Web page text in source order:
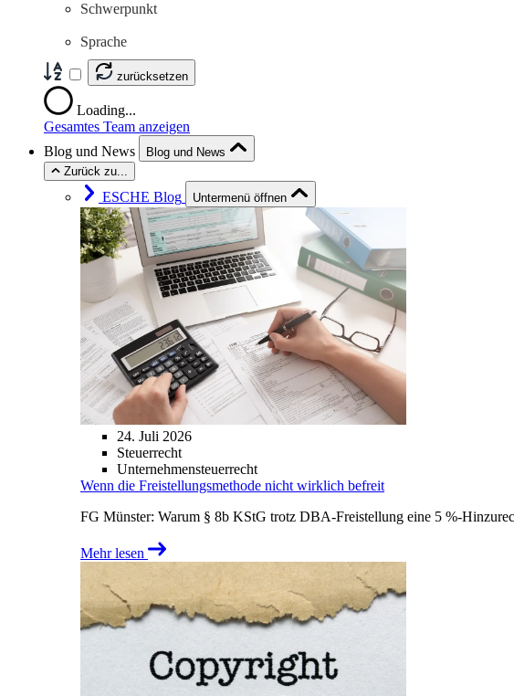
Schwerpunkt
Sprache
zurücksetzen
Loading...
Gesamtes Team anzeigen
Blog und News
Blog und News
Zurück zu...
ESCHE Blog Untermenü öffnen
24. Juli 2026
Steuerrecht
Unternehmensteuerrecht
Wenn die Freistellungsmethode nicht wirklich befreit
FG Münster: Warum § 8b KStG trotz DBA-Freistellung eine 5 %-
Mehr lesen